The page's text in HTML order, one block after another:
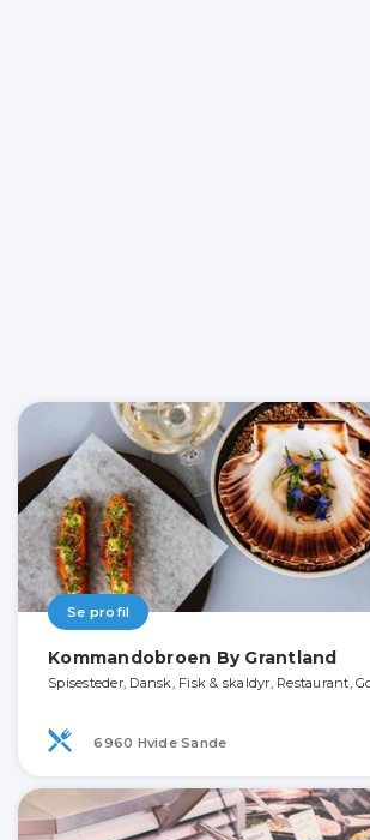
Se profil
Kommandobroen By Grantland
Spisesteder, Dansk, Fisk & skaldyr, Restaurant,
6960 Hvide Sande